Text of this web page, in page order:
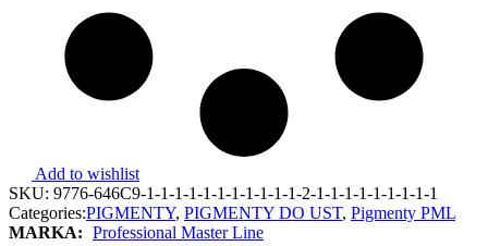
Add to wishlist
SKU: 9776-646C9-1-1-1-1-1-1-1-1-1-1-1-2-1-1-1-1-1-1-1-1-1
Categories:PIGMENTY, PIGMENTY DO UST, Pigmenty PML
MARKA: Professional Master Line